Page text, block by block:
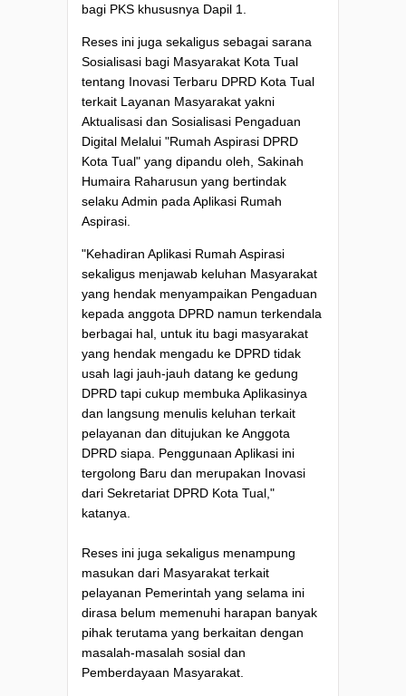
bagi PKS khususnya Dapil 1.
Reses ini juga sekaligus sebagai sarana
Sosialisasi bagi Masyarakat Kota Tual
tentang Inovasi Terbaru DPRD Kota Tual
terkait Layanan Masyarakat yakni
Aktualisasi dan Sosialisasi Pengaduan
Digital Melalui "Rumah Aspirasi DPRD
Kota Tual" yang dipandu oleh, Sakinah
Humaira Raharusun yang bertindak
selaku Admin pada Aplikasi Rumah
Aspirasi.
"Kehadiran Aplikasi Rumah Aspirasi
sekaligus menjawab keluhan Masyarakat
yang hendak menyampaikan Pengaduan
kepada anggota DPRD namun terkendala
berbagai hal, untuk itu bagi masyarakat
yang hendak mengadu ke DPRD tidak
usah lagi jauh-jauh datang ke gedung
DPRD tapi cukup membuka Aplikasinya
dan langsung menulis keluhan terkait
pelayanan dan ditujukan ke Anggota
DPRD siapa. Penggunaan Aplikasi ini
tergolong Baru dan merupakan Inovasi
dari Sekretariat DPRD Kota Tual,"
katanya.
Reses ini juga sekaligus menampung
masukan dari Masyarakat terkait
pelayanan Pemerintah yang selama ini
dirasa belum memenuhi harapan banyak
pihak terutama yang berkaitan dengan
masalah-masalah sosial dan
Pemberdayaan Masyarakat.